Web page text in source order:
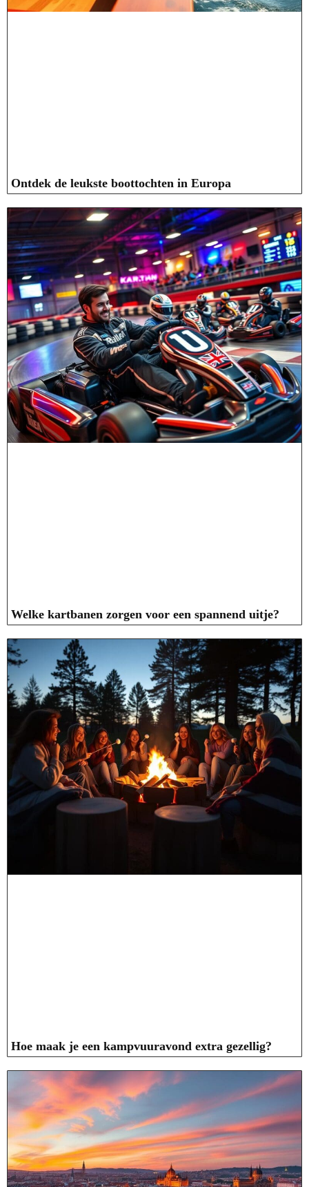
Ontdek de leukste boottochten in Europa
Welke kartbanen zorgen voor een spannend uitje?
Hoe maak je een kampvuuravond extra gezellig?